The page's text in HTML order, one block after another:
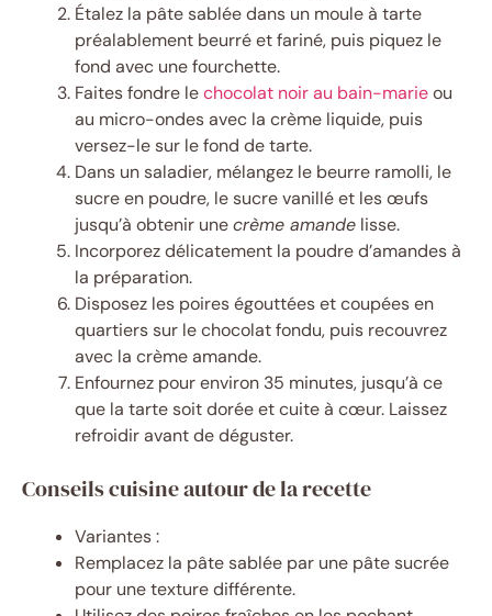
Étalez la pâte sablée dans un moule à tarte
préalablement beurré et fariné, puis piquez le
fond avec une fourchette.
Faites fondre lechocolat noir au bain-marieou
au micro-ondes avec la crème liquide, puis
versez-le sur le fond de tarte.
Dans un saladier, mélangez le beurre ramolli, le
sucre en poudre, le sucre vanillé et les œufs
jusqu’à obtenir unecrème amande lisse.
Incorporez délicatement la poudre d’amandes à
la préparation.
Disposez les poires égouttées et coupées en
quartiers sur le chocolat fondu, puis recouvrez
avec la crème amande.
Enfournez pour environ 35 minutes, jusqu’à ce
que la tarte soit dorée et cuite à cœur. Laissez
refroidir avant de déguster.
Conseils cuisine autour de la recette
Variantes :
Remplacez la pâte sablée par une pâte sucrée
pour une texture différente.